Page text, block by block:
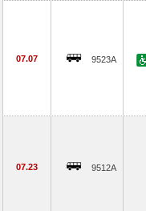
07.07 9523A
07.23 9512A